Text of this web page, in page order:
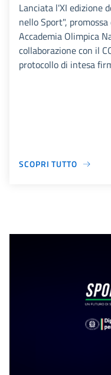
Lanciata l'XI edizione
nello Sport",
Accademia Olimpica
collaborazione con il
protocollo di intesa
SCOPRI TUTTO